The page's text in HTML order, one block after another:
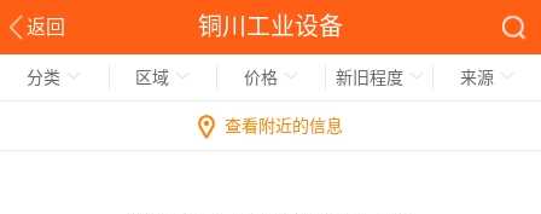
返回 铜川工业设备
分类 区域 价格 新旧程度 来源
查看附近的信息